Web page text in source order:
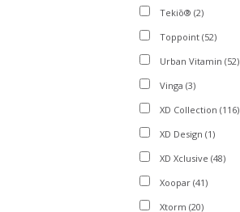
Tekiō® (2)
Toppoint (52)
Urban Vitamin (52)
Vinga (3)
XD Collection (116)
XD Design (1)
XD Xclusive (48)
Xoopar (41)
Xtorm (20)